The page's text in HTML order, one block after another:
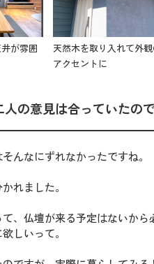
が雰囲
天然木を取り入れて外
アクセントに
の意見は合っていたの
んなにずれなかったですね。
れました。
、仏壇が来る予定はないか
しいって。